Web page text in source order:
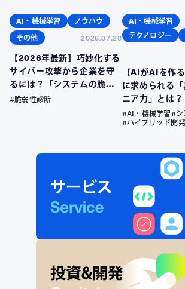
AI・機械学習
ノウハウ
その他
2026.07.28
【2026年最新】巧妙化する
サイバー攻撃から企業を守
るには？「システムの脆弱
性」を放置するリスクと、
#脆弱性診断
AI・機械学習
テクノロジー
【AIがAIを作
に求められる
ニア力」とは？
#AI・機械学習#シ
#ハイブリッド開発